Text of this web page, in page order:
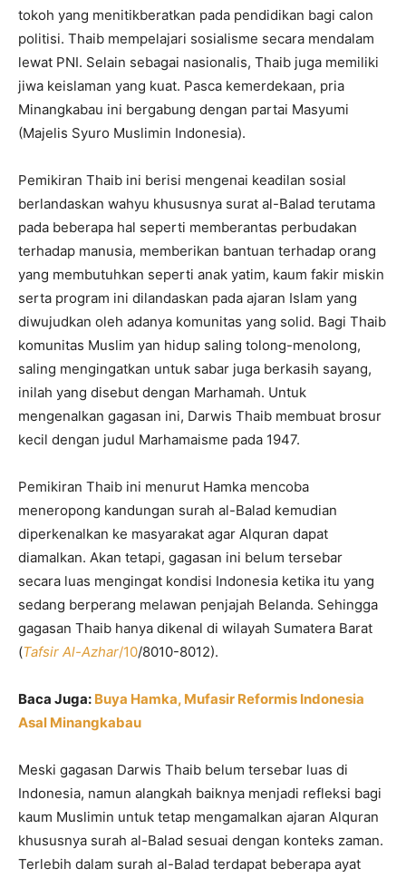
tokoh yang menitikberatkan pada pendidikan bagi calon
politisi. Thaib mempelajari sosialisme secara mendalam
lewat PNI. Selain sebagai nasionalis, Thaib juga memiliki
jiwa keislaman yang kuat. Pasca kemerdekaan, pria
Minangkabau ini bergabung dengan partai Masyumi
(Majelis Syuro Muslimin Indonesia).
Pemikiran Thaib ini berisi mengenai keadilan sosial
berlandaskan wahyu khususnya surat al-Balad terutama
pada beberapa hal seperti memberantas perbudakan
terhadap manusia, memberikan bantuan terhadap orang
yang membutuhkan seperti anak yatim, kaum fakir miskin
serta program ini dilandaskan pada ajaran Islam yang
diwujudkan oleh adanya komunitas yang solid. Bagi Thaib
komunitas Muslim yan hidup saling tolong-menolong,
saling mengingatkan untuk sabar juga berkasih sayang,
inilah yang disebut dengan Marhamah. Untuk
mengenalkan gagasan ini, Darwis Thaib membuat brosur
kecil dengan judul Marhamaisme pada 1947.
Pemikiran Thaib ini menurut Hamka mencoba
meneropong kandungan surah al-Balad kemudian
diperkenalkan ke masyarakat agar Alquran dapat
diamalkan. Akan tetapi, gagasan ini belum tersebar
secara luas mengingat kondisi Indonesia ketika itu yang
sedang berperang melawan penjajah Belanda. Sehingga
gagasan Thaib hanya dikenal di wilayah Sumatera Barat
(Tafsir Al-Azhar/10/8010-8012).
Baca Juga: Buya Hamka, Mufasir Reformis Indonesia
Asal Minangkabau
Meski gagasan Darwis Thaib belum tersebar luas di
Indonesia, namun alangkah baiknya menjadi refleksi bagi
kaum Muslimin untuk tetap mengamalkan ajaran Alquran
khususnya surah al-Balad sesuai dengan konteks zaman.
Terlebih dalam surah al-Balad terdapat beberapa ayat